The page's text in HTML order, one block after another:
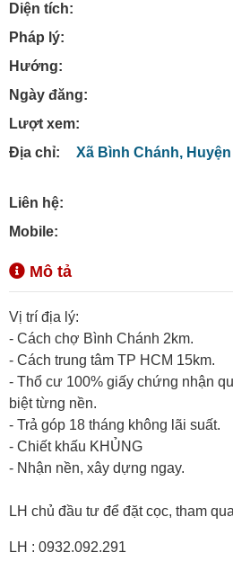
Diện tích:
Pháp lý:
Hướng:
Ngày đăng:
Lượt xem:
Địa chỉ:
Xã Bình Chánh,
Liên hệ:
Mobile:
Mô tả
Vị trí địa lý:
- Cách chợ Bình Chánh 2km.
- Cách trung tâm TP HCM 15km.
- Thổ cư 100% giấy chứng nhận
biệt từng nền.
- Trả góp 18 tháng không lãi suất.
- Chiết khấu KHỦNG
- Nhận nền, xây dựng ngay.
LH chủ đầu tư để đặt cọc, tham
LH : 0932.092.291